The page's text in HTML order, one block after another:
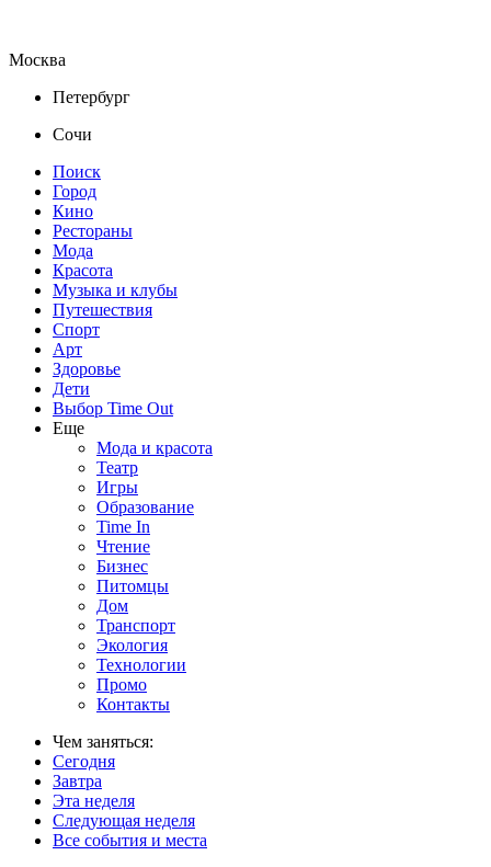
Москва
Петербург
Сочи
Поиск
Город
Кино
Рестораны
Мода
Красота
Музыка и клубы
Путешествия
Спорт
Арт
Здоровье
Дети
Выбор Time Out
Еще
Мода и красота
Театр
Игры
Образование
Time In
Чтение
Бизнес
Питомцы
Дом
Транспорт
Экология
Технологии
Промо
Контакты
Чем заняться:
Сегодня
Завтра
Эта неделя
Следующая неделя
Все события и места